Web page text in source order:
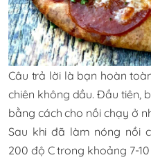
Câu trả lời là bạn hoàn
chiên không dầu. Đầu tiên,
bằng cách cho nồi chạy ở
Sau khi đã làm nóng nồi
200 độ C trong khoảng 7-